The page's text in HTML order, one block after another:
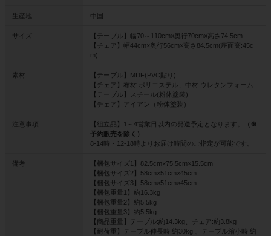
生産地 中国
サイズ
【テーブル】幅70～110cm×奥行70cm×高さ74.5cm
【チェア】幅44cm×奥行56cm×高さ84.5cm(座面高:45c
m)
素材
【テーブル】MDF(PVC貼り)
【チェア】布材:ポリエステル、中材:ウレタンフォーム
【テーブル】スチール(粉体塗装)
【チェア】アイアン（粉体塗装）
注意事項 【組立品】1～4営業日以内の発送予定となります。
（※
予約販売を除く）
8-14時・12-18時よりお届け時間のご指定が可能です。
備考
【梱包サイズ1】82.5cm×75.5cm×15.5cm
【梱包サイズ2】58cm×51cm×45cm
【梱包サイズ3】58cm×51cm×45cm
【梱包重量1】約16.3kg
【梱包重量2】約5.5kg
【梱包重量3】約5.5kg
【商品重量】テーブル:約14.3kg、チェア:約3.8kg
【耐荷重】テーブル伸長時:約30kg 、テーブル縮小時:約